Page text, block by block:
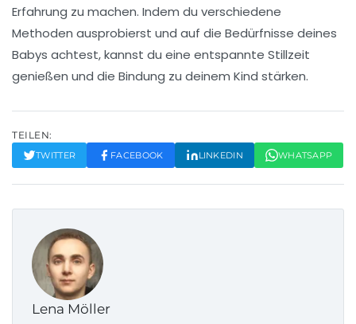
Erfahrung zu machen. Indem du verschiedene
Methoden ausprobierst und auf die Bedürfnisse deines
Babys achtest, kannst du eine entspannte Stillzeit
genießen und die Bindung zu deinem Kind stärken.
TEILEN:
TWITTER FACEBOOK LINKEDIN WHATSAPP
Lena Möller